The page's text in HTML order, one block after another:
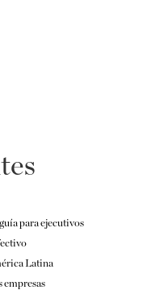
para ejecutivos
Latina
empresas